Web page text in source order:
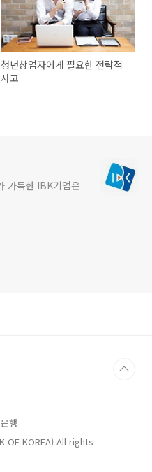
청년창업자에게 필요한 전략적
사고
가득한 IBK기업은
행
OF KOREA) All rights